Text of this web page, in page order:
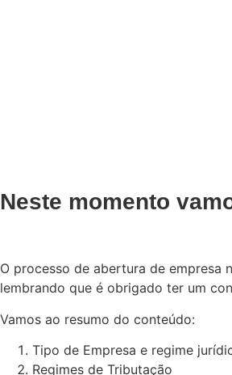
Neste momento
O processo de abertura de
lembrando que é obrigado ter um
Vamos ao resumo do conteúdo:
Tipo de Empresa e regime
Regimes de Tributação